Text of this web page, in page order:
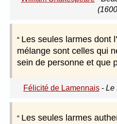
Les seules larmes dont
mélange sont celles qui
sein de personne et que
Félicité de Lamennais - Le
Les seules larmes